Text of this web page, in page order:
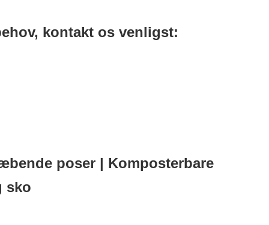
kontakt os venligst:
poser | Komposterbare
sko